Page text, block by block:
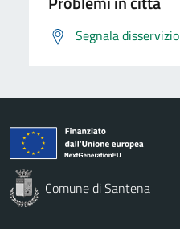
Segnala disservizio
Comune di Santena